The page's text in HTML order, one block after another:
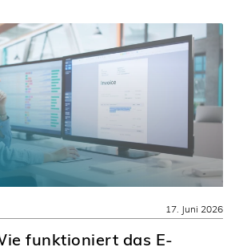
funktioniert das E-
17. Juni 2026